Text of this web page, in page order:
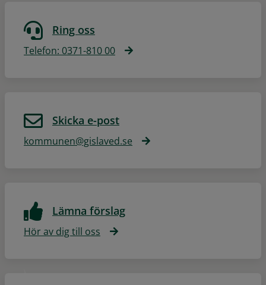
Ring oss
Telefon: 0371-810 00
Skicka e-post
kommunen@gislaved.se
Lämna förslag
Hör av dig till oss